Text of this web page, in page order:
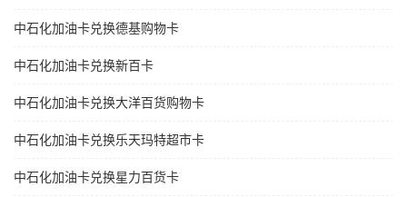
中石化加油卡兑换德基购物卡
中石化加油卡兑换新百卡
中石化加油卡兑换大洋百货购物卡
中石化加油卡兑换乐天玛特超市卡
中石化加油卡兑换星力百货卡